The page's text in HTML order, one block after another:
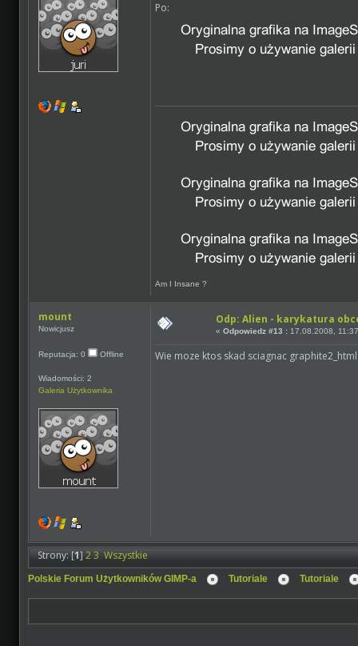
Po:
Am I Insane ?
mount
Nowicjusz
Reputacja: 0 Offline
Wiadomości: 2
Galeria Użytkownika
Odp: Alien - karykatura
«Odpowiedz #13 : 17.08.2008,
Wie moze ktos skad sciagnac
Strony: [1]23 Wszystkie
Polskie Forum Użytkowników GIMP-a Tutoriale Tutoriale